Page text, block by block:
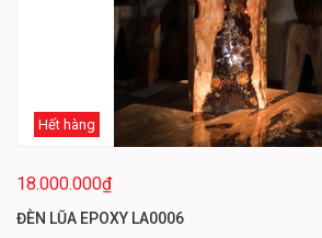
Hết hàng
18.000.000₫
ĐÈN LŨA EPOXY LA0006